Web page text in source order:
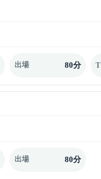
出場 80分 T
出場 80分